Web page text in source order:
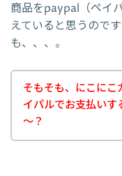
商品をpaypal（ペイ
えていると思うので
も、、、。
そもそも、にこにこ
イパルでお支払いす
～？